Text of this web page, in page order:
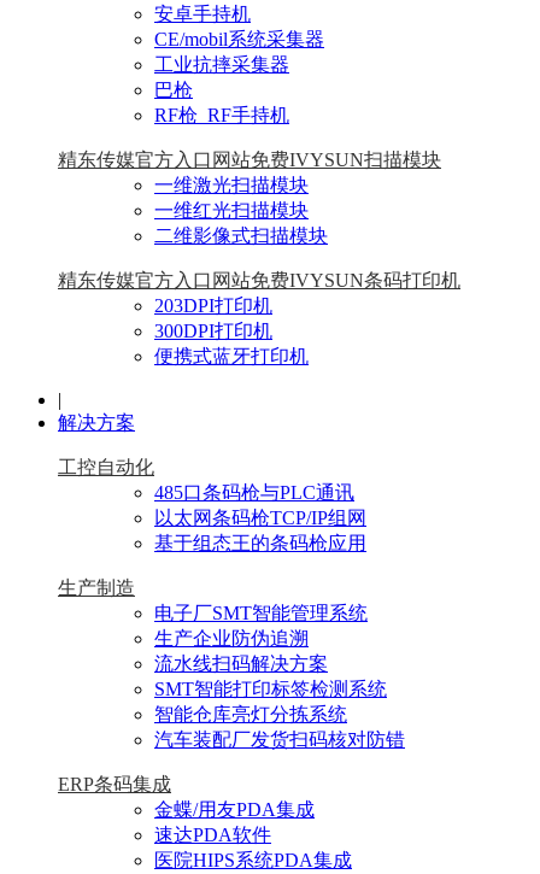
安卓手持机
CE/mobil系统采集器
工业抗摔采集器
巴枪
RF枪_RF手持机
精东传媒官方入口网站免费IVYSUN扫描模块
一维激光扫描模块
一维红光扫描模块
二维影像式扫描模块
精东传媒官方入口网站免费IVYSUN条码打印机
203DPI打印机
300DPI打印机
便携式蓝牙打印机
|
解决方案
工控自动化
485口条码枪与PLC通讯
以太网条码枪TCP/IP组网
基于组态王的条码枪应用
生产制造
电子厂SMT智能管理系统
生产企业防伪追溯
流水线扫码解决方案
SMT智能打印标签检测系统
智能仓库亮灯分拣系统
汽车装配厂发货扫码核对防错
ERP条码集成
金蝶/用友PDA集成
速达PDA软件
医院HIPS系统PDA集成